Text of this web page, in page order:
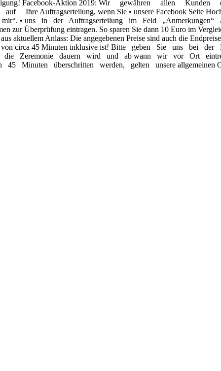
Facebook-Aktion 2019: Wir gewähren allen Kunden
auf Ihre Auftragserteilung, wenn Sie • unsere Facebook Seite
• uns in der Auftragserteilung im Feld „Anmerkungen“
zur Überprüfung eintragen. So sparen Sie dann 10 Euro im
aktuellem Anlass: Die angegebenen Preise sind auch die
von circa 45 Minuten inklusive ist! Bitte geben Sie uns bei der
die Zeremonie dauern wird und ab wann wir vor Ort
45 Minuten überschritten werden, gelten unsere allgemeinen